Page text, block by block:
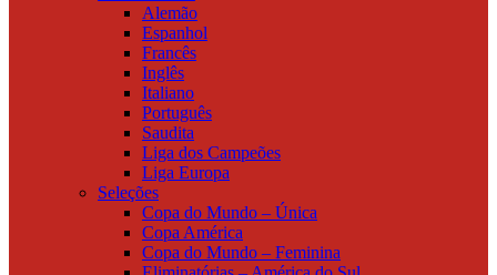
Alemão
Espanhol
Francês
Inglês
Italiano
Português
Saudita
Liga dos Campeões
Liga Europa
Seleções
Copa do Mundo – Única
Copa América
Copa do Mundo – Feminina